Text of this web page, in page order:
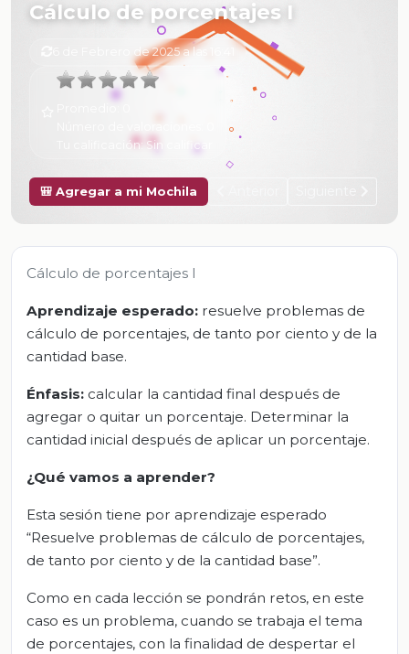
Cálculo de porcentajes I
6 de Febrero de 2025 a las 16:41
Tu calificación: Sin calificar
🎒 Agregar a mi Mochila
Cálculo de porcentajes I
Aprendizaje esperado: resuelve problemas de
cálculo de porcentajes, de tanto por ciento y de la
cantidad base.
Énfasis: calcular la cantidad final después de
agregar o quitar un porcentaje. Determinar la
cantidad inicial después de aplicar un porcentaje.
¿Qué vamos a aprender?
Esta sesión tiene por aprendizaje esperado
“Resuelve problemas de cálculo de porcentajes,
de tanto por ciento y de la cantidad base”.
Como en cada lección se pondrán retos, en este
caso es un problema, cuando se trabaja el tema
de porcentajes, con la finalidad de despertar el